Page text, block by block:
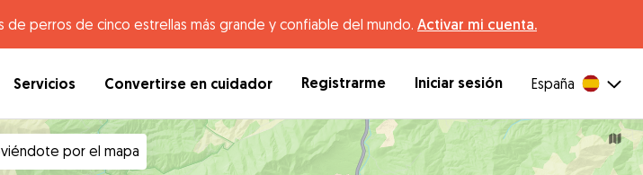
perros de cinco estrellas más grande y confiable del mundo. Activar mi cuenta.
Servicios Convertirse en cuidador Registrarme Iniciar sesión España
por el mapa